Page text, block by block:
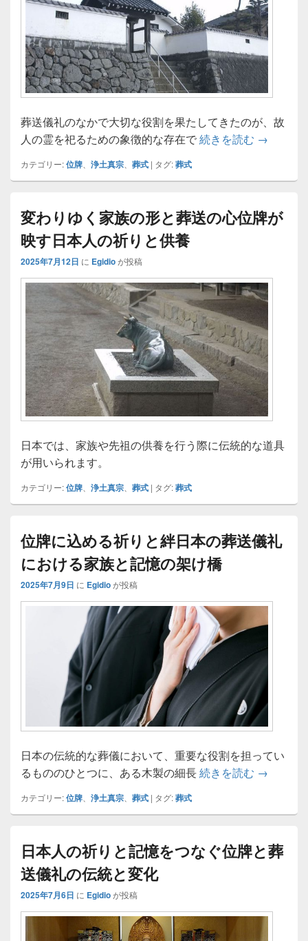
葬送儀礼のなかで大切な役割を果たしてきたのが、故
人の霊を祀るための象徴的な存在で続きを読む 位牌に刻
→
カテゴリー:位牌 浄土真宗 葬式 | タグ:葬式
変わりゆく家族の形と葬送の心位牌が
映す日本人の祈りと供養
2025年7月12日 に Egidioが投稿
日本では、家族や先祖の供養を行う際に伝統的な道具
が用いられます。
カテゴリー:位牌 浄土真宗 葬式 | タグ:葬式
位牌に込める祈りと絆日本の葬送儀礼
における家族と記憶の架け橋
2025年7月9日 に Egidioが投稿
日本の伝統的な葬儀において、重要な役割を担ってい
るもののひとつに、ある木製の細長続きを読む 位牌に込
→
カテゴリー:位牌 浄土真宗 葬式 | タグ:葬式
日本人の祈りと記憶をつなぐ位牌と葬
送儀礼の伝統と変化
2025年7月6日 に Egidioが投稿